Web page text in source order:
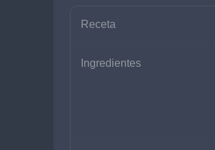
Receta
Ingredientes